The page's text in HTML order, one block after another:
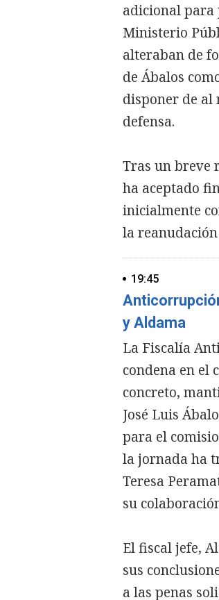
adicional para
Ministerio
alteraban de
de Ábalos
disponer de al
defensa.
Tras un breve
ha aceptado
inicialmente
la
19:45
y Aldama
La Fiscalía
condena en el
concreto,
José Luis
para el
la jornada ha
Teresa
su
El fiscal jefe,
sus
a las penas